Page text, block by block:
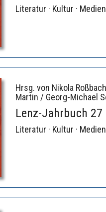
Literatur · Kultur ·
Hrsg. von Nikola
Martin / Georg-Michael
Lenz-Jahrbuch 27
Literatur · Kultur · Medien